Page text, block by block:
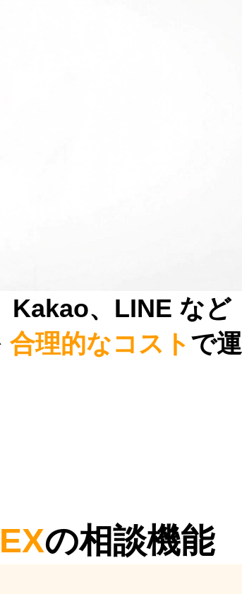
Kakao、LINE など
合理的なコストで
の相談機能